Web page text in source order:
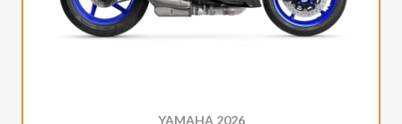
YAMAHA 2026